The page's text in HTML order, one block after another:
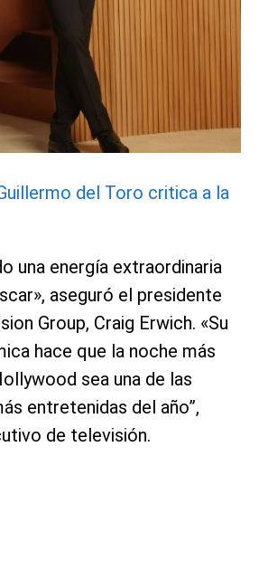
del Toro critica a la
una energía extraordinaria
aseguró el presidente
Group, Craig Erwich. «Su
hace que la noche más
sea una de las
entretenidas del año”,
de televisión.